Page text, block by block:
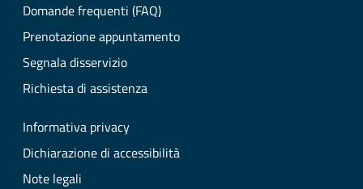
Domande frequenti (FAQ)
Prenotazione appuntamento
Segnala disservizio
Richiesta di assistenza
Informativa privacy
Dichiarazione di accessibilità
Note legali